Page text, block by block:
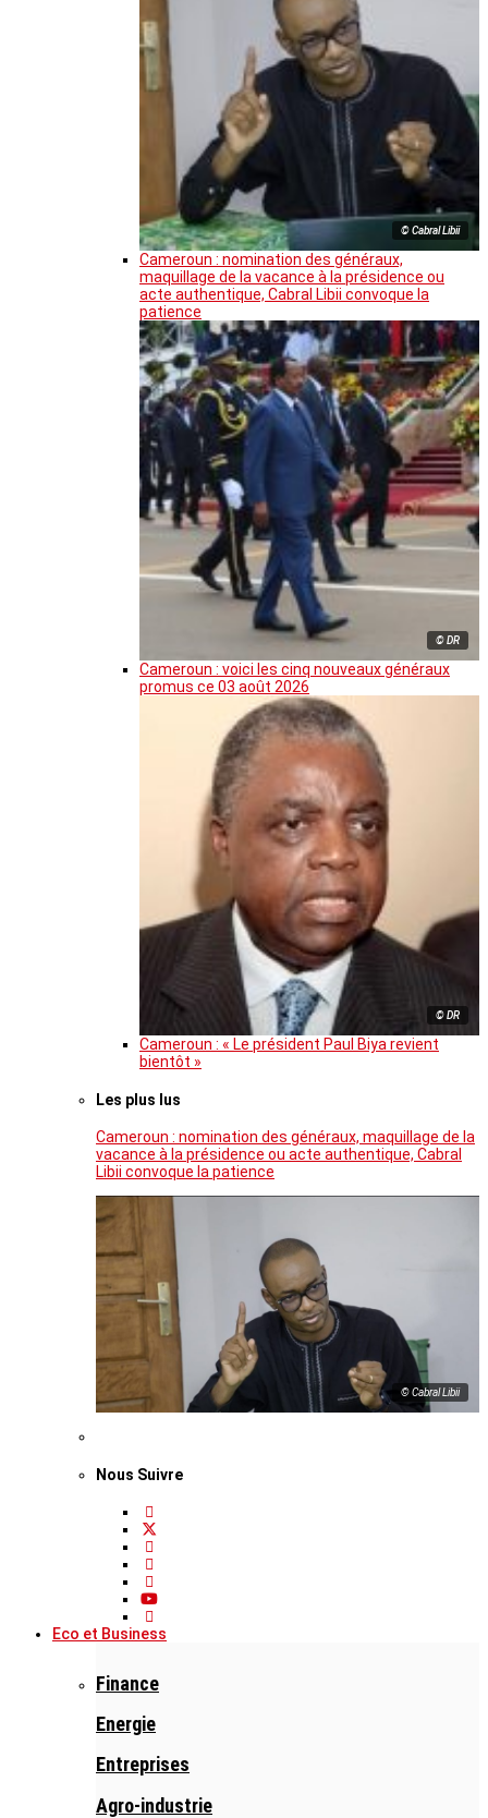
© Cabral Libii
Cameroun : nomination des généraux,
maquillage de la vacance à la présidence ou
acte authentique, Cabral Libii convoque la
patience
© DR
Cameroun : voici les cinq nouveaux généraux
promus ce 03 août 2026
© DR
Cameroun : « Le président Paul Biya revient
bientôt »
Les plus lus
Cameroun : nomination des généraux, maquillage de la
vacance à la présidence ou acte authentique, Cabral
Libii convoque la patience
© Cabral Libii
Nous Suivre
Eco et Business
Finance
Energie
Entreprises
Agro-industrie